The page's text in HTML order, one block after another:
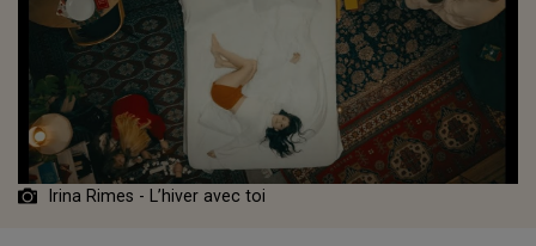
Irina Rimes - L’hiver avec toi